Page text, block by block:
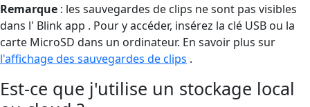
Remarque : les sauvegardes de clips ne sont pas visibles
dans l' Blink app . Pour y accéder, insérez la clé USB ou la
carte MicroSD dans un ordinateur. En savoir plus sur
l'affichage des sauvegardes de clips .
Est-ce que j'utilise un stockage local